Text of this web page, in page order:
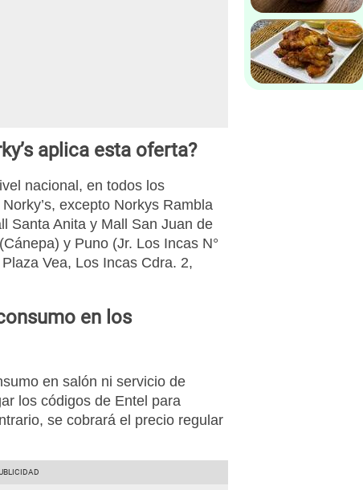
aplica esta oferta?
nacional, en todos los
excepto Norkys Rambla
Santa Anita y Mall San Juan de
y Puno (Jr. Los Incas N°
Vea, Los Incas Cdra. 2,
en los
en salón ni servicio de
los códigos de Entel para
se cobrará el precio regular